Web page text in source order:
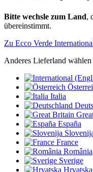
Bitte wechsle zum Land,
übereinstimmt.
Zu Ecco Verde
Anderes Lieferland wählen
Italia
España
France
România
Sverige
Hrvatska